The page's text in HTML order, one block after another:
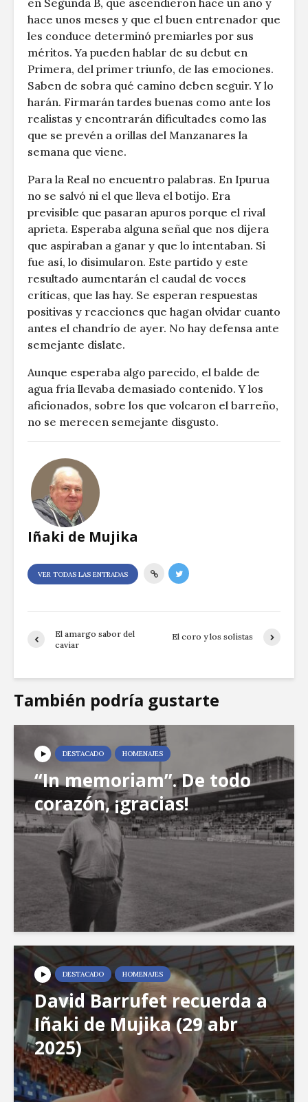
hace unos meses y que el buen entrenador que
les conduce determinó premiarles por sus
méritos. Ya pueden hablar de su debut en
Primera, del primer triunfo, de las emociones.
Saben de sobra qué camino deben seguir. Y lo
harán. Firmarán tardes buenas como ante los
realistas y encontrarán dificultades como las
que se prevén a orillas del Manzanares la
semana que viene.
Para la Real no encuentro palabras. En Ipurua
no se salvó ni el que lleva el botijo. Era
previsible que pasaran apuros porque el rival
aprieta. Esperaba alguna señal que nos dijera
que aspiraban a ganar y que lo intentaban. Si
fue así, lo disimularon. Este partido y este
resultado aumentarán el caudal de voces
críticas, que las hay. Se esperan respuestas
positivas y reacciones que hagan olvidar cuanto
antes el chandrío de ayer. No hay defensa ante
semejante dislate.
Aunque esperaba algo parecido, el balde de
agua fría llevaba demasiado contenido. Y los
aficionados, sobre los que volcaron el barreño,
no se merecen semejante disgusto.
Iñaki de Mujika
VER TODAS LAS ENTRADAS
El amargo sabor del
caviar
El coro y los solistas
También podría gustarte
DESTACADO HOMENAJES
“In memoriam”. De todo
corazón, ¡gracias!
DESTACADO HOMENAJES
David Barrufet recuerda a
Iñaki de Mujika (29 abr
2025)